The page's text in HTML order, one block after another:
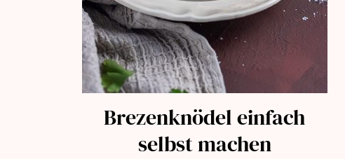
Brezenknödel einfach
selbst machen